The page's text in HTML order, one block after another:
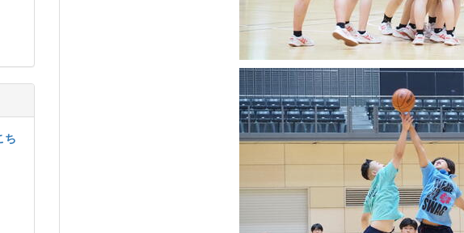
ち